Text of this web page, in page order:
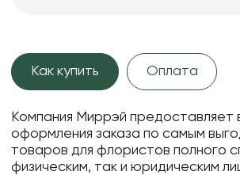
Как купить Оплата
Компания Миррэй предоставляет
оформления заказа по самым
товаров для флористов полного
физическим, так и юридическим